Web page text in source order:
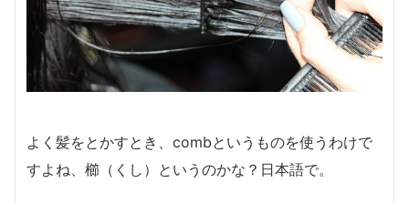
よく髪をとかすとき、combというものを使うわけで
すよね、櫛（くし）というのかな？日本語で。